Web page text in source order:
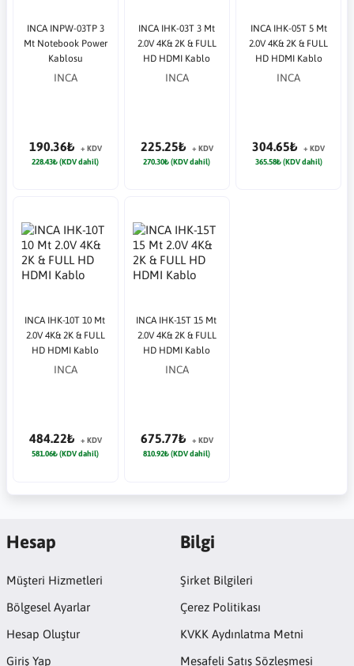
INCA INPW-03TP 3
Mt Notebook Power
Kablosu
INCA
190.36₺
+ KDV
228.43₺ (KDV dahil)
INCA IHK-03T 3 Mt
2.0V 4K& 2K & FULL
HD HDMI Kablo
INCA
225.25₺
+ KDV
270.30₺ (KDV dahil)
INCA IHK-05T 5 Mt
2.0V 4K& 2K & FULL
HD HDMI Kablo
INCA
304.65₺
+ KDV
365.58₺ (KDV dahil)
INCA IHK-10T 10 Mt
2.0V 4K& 2K & FULL
HD HDMI Kablo
INCA
484.22₺
+ KDV
581.06₺ (KDV dahil)
INCA IHK-15T 15 Mt
2.0V 4K& 2K & FULL
HD HDMI Kablo
INCA
675.77₺
+ KDV
810.92₺ (KDV dahil)
Hesap
Müşteri Hizmetleri
Bölgesel Ayarlar
Hesap Oluştur
Giriş Yap
Bilgi
Şirket Bilgileri
Çerez Politikası
KVKK Aydınlatma Metni
Mesafeli Satış Sözleşmesi